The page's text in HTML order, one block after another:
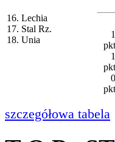
16. Lechia
17. Stal Rz.
18. Unia
1
pkt
1
pkt
0
pkt
szczegółowa tabela